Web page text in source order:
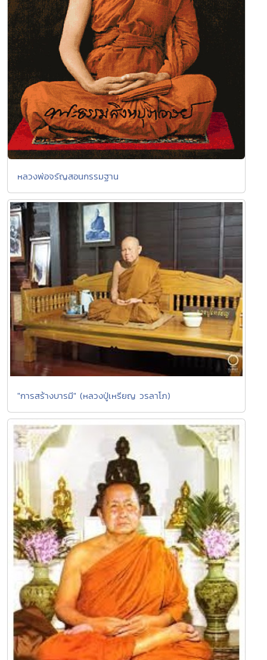
หลวงพ่อจรัญสอนกรรมฐาน
"การสร้างบารมี" (หลวงปู่เหรียญ วรลาโภ)